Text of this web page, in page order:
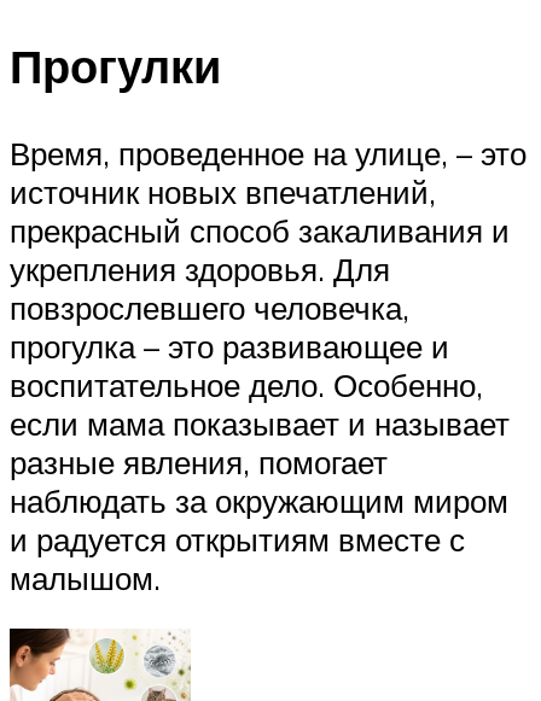
Прогулки
Время, проведенное на улице, – это
источник новых впечатлений,
прекрасный способ закаливания и
укрепления здоровья. Для
повзрослевшего человечка,
прогулка – это развивающее и
воспитательное дело. Особенно,
если мама показывает и называет
разные явления, помогает
наблюдать за окружающим миром
и радуется открытиям вместе с
малышом.